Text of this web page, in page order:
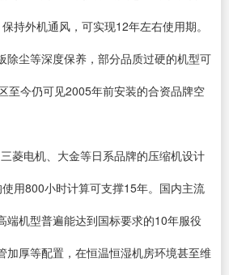
持外机通风，可实现12年左右使用期。
除尘等深度保养，部分品质过硬的机型可
至今仍可见2005年前安装的合资品牌空
菱电机、大金等日系品牌的压缩机设计
用800小时计算可支撑15年。国内主流
端机型普遍能达到国标要求的10年服役
加厚等配置，在恒温恒湿机房环境甚至维